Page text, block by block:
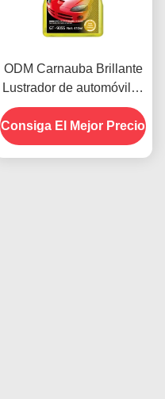
ODM Carnauba Brillante
Lustrador de automóviles
Cera de automóviles
pintura
Consiga El Mejor Precio